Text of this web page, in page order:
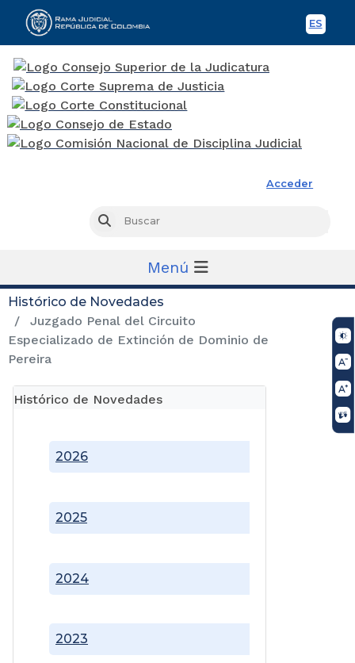
ES
Acceder
Buscar
Menú
Histórico de Novedades
Juzgado Penal del Circuito
Especializado de Extinción de Dominio de
Pereira
Histórico de Novedades
2023
2024
2025
2026